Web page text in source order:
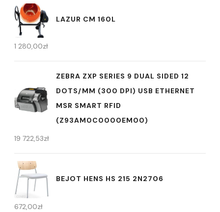
LAZUR CM 160L
1 280,00zł
ZEBRA ZXP SERIES 9 DUAL SIDED 12
DOTS/MM (300 DPI) USB ETHERNET
MSR SMART RFID
(Z93AM0C0000EM00)
19 722,53zł
BEJOT HENS HS 215 2N2706
672,00zł